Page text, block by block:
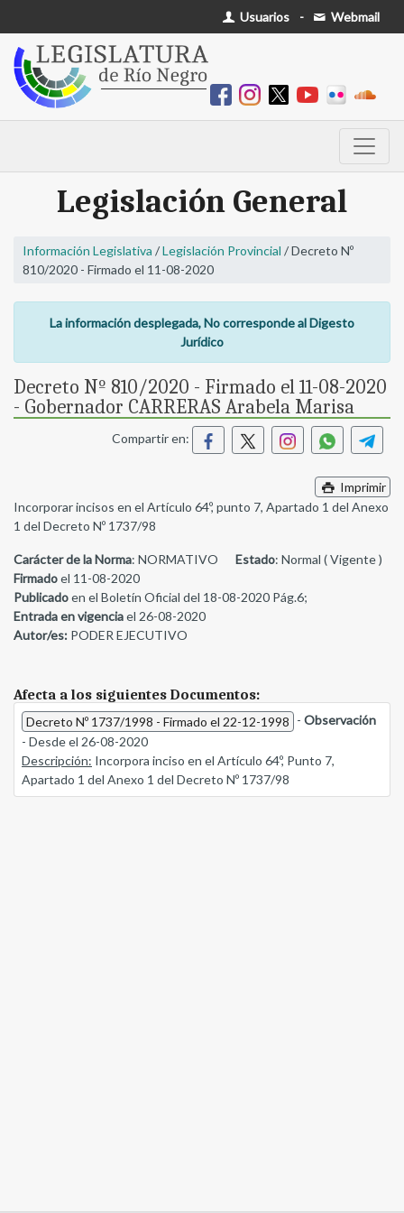
Usuarios - Webmail
Legislación General
Información Legislativa /Legislación Provincial / Decreto Nº
810/2020 - Firmado el 11-08-2020
La información desplegada, No corresponde al Digesto
Jurídico
Decreto Nº 810/2020 - Firmado el 11-08-2020
- Gobernador CARRERAS Arabela Marisa
Compartir en:
Imprimir
Incorporar incisos en el Artículo 64º, punto 7, Apartado 1 del Anexo
1 del Decreto Nº 1737/98
Carácter de la Norma: NORMATIVO Estado: Normal ( Vigente )
Firmadoel 11-08-2020
Publicadoen el Boletín Oficial del 18-08-2020 Pág.6;
Entrada en vigenciael 26-08-2020
Autor/es: PODER EJECUTIVO
Afecta a los siguientes Documentos:
Decreto Nº 1737/1998 - Firmado el 22-12-1998 - Observación
- Desde el 26-08-2020
Descripción: Incorpora inciso en el Artículo 64º, Punto 7,
Apartado 1 del Anexo 1 del Decreto Nº 1737/98